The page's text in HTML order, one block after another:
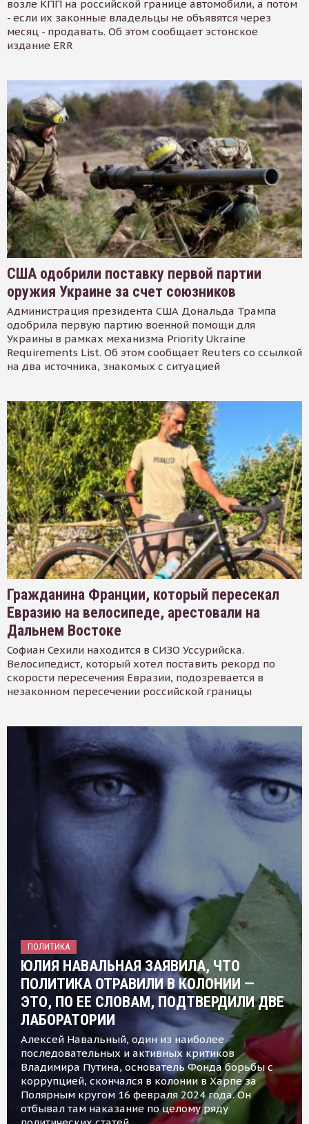
возле КПП на российской границе автомобили, а потом
- если их законные владельцы не объявятся через
месяц - продавать. Об этом сообщает эстонское
издание ERR
США одобрили поставку первой партии
оружия Украине за счет союзников
Администрация президента США Дональда Трампа
одобрила первую партию военной помощи для
Украины в рамках механизма Priority Ukraine
Requirements List. Об этом сообщает Reuters со ссылкой
на два источника, знакомых с ситуацией
Гражданина Франции, который пересекал
Евразию на велосипеде, арестовали на
Дальнем Востоке
Софиан Сехили находится в СИЗО Уссурийска.
Велосипедист, который хотел поставить рекорд по
скорости пересечения Евразии, подозревается в
незаконном пересечении российской границы
ПОЛИТИКА
ЮЛИЯ НАВАЛЬНАЯ ЗАЯВИЛА, ЧТО
ПОЛИТИКА ОТРАВИЛИ В КОЛОНИИ —
ЭТО, ПО ЕЕ СЛОВАМ, ПОДТВЕРДИЛИ ДВЕ
ЛАБОРАТОРИИ
Алексей Навальный, один из наиболее
последовательных и активных критиков
Владимира Путина, основатель Фонда борьбы с
коррупцией, скончался в колонии в Харпе за
Полярным кругом 16 февраля 2024 года. Он
отбывал там наказание по целому ряду